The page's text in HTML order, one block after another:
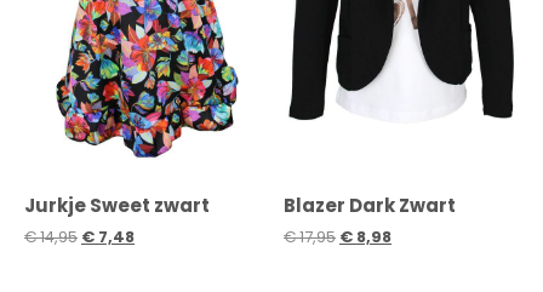
Jurkje Sweet zwart
€14,95 € 7,48
Blazer Dark Zwart
€17,95 € 8,98